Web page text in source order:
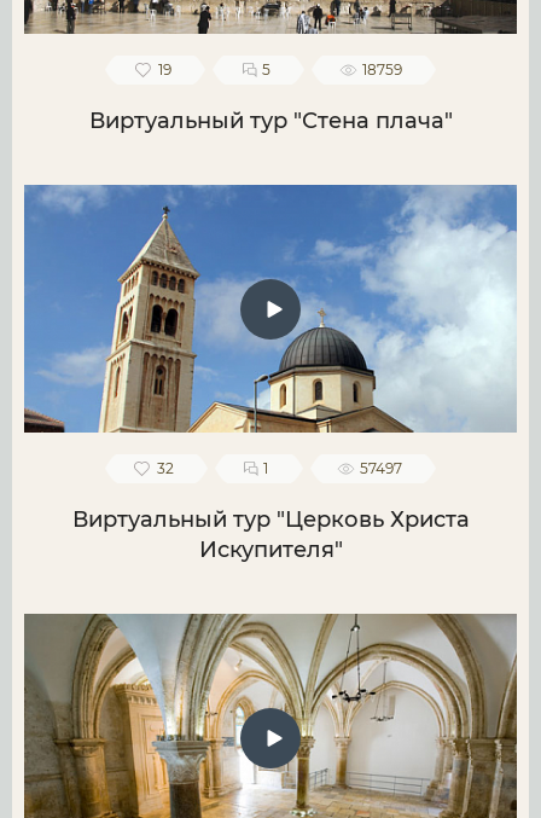
19 5 18759
Виртуальный тур "Стена плача"
32 1 57497
Виртуальный тур "Церковь Христа
Искупителя"